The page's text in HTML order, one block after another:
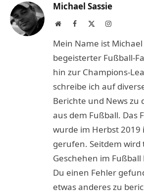
Michael Sassie
WebsiteFacebook Instagram
Mein Name ist
begeisterter Fußball-
hin zur Champions-
schreibe ich auf
Berichte und News zu
aus dem Fußball. Das
wurde im Herbst 2019
gerufen. Seitdem wird
Geschehen im
Du einen Fehler
etwas anderes zu